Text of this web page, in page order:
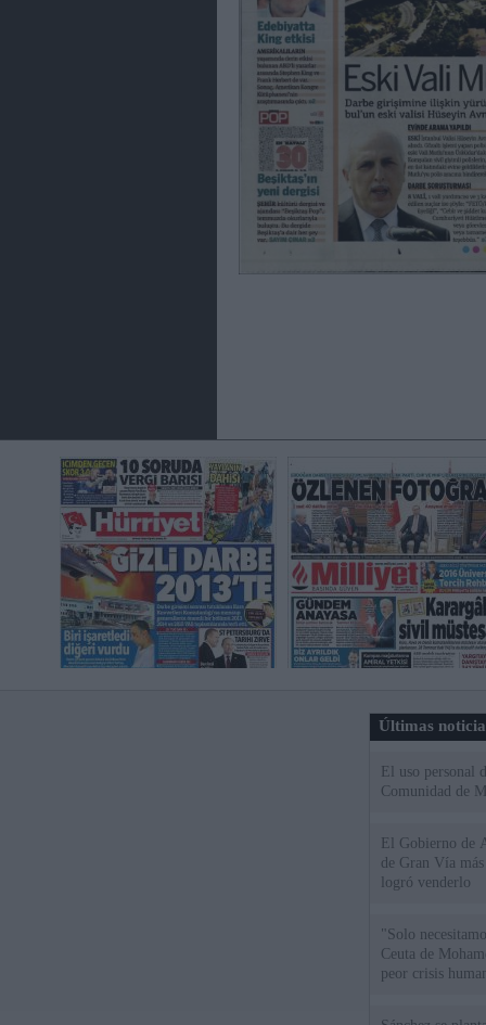
Últimas
El uso personal
Comunidad de
El Gobierno de
de Gran Vía
logró venderlo
"Solo
Ceuta de
peor crisis